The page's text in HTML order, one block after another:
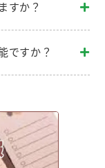
すか？
ですか？